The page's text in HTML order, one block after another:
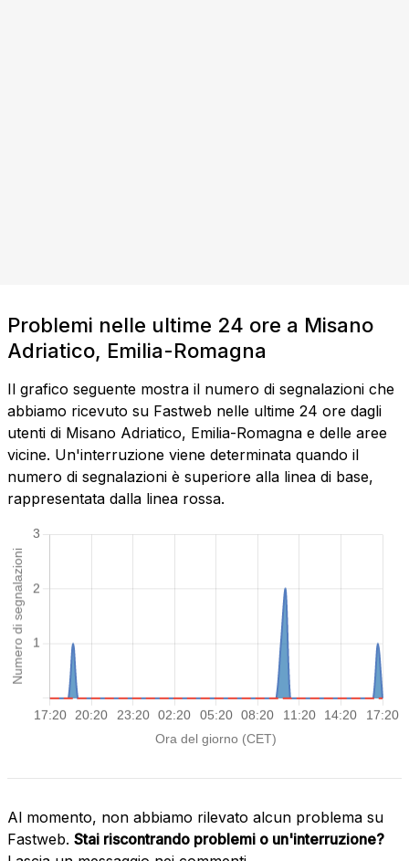
Problemi nelle ultime 24 ore a Misano
Adriatico, Emilia-Romagna
Il grafico seguente mostra il numero di segnalazioni che
abbiamo ricevuto su Fastweb nelle ultime 24 ore dagli
utenti di Misano Adriatico, Emilia-Romagna e delle aree
vicine. Un'interruzione viene determinata quando il
numero di segnalazioni è superiore alla linea di base,
rappresentata dalla linea rossa.
Al momento, non abbiamo rilevato alcun problema su
Fastweb. Stai riscontrando problemi o un'interruzione?